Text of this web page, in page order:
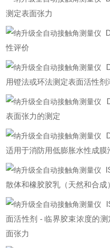
测定表面张力
性评价
用镫法或环法测定表面活性剂
表面张力的测定
适用于消防用低膨胀水性成膜
散体和橡胶胶乳（天然和合成
面活性剂 - 临界胶束浓度的
面张力